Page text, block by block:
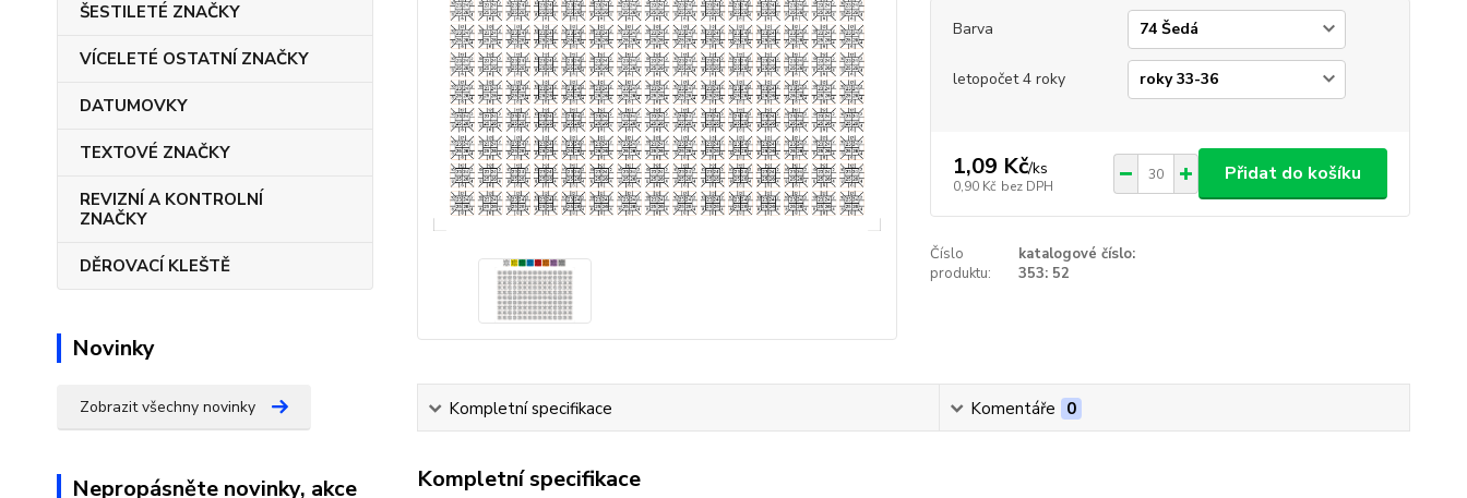
ŠESTILETÉ ZNAČKY
VÍCELETÉ OSTATNÍ ZNAČKY
DATUMOVKY
TEXTOVÉ ZNAČKY
REVIZNÍ A KONTROLNÍ
ZNAČKY
DĚROVACÍ KLEŠTĚ
Novinky
Zobrazit všechny novinky
Nepropásněte novinky, akce
Barva
letopočet 4 roky
1,09 Kč/ks
0,90 Kč bez DPH
Přidat do košíku
Číslo
produktu:
katalogové číslo:
353: 52
Kompletní specifikace Komentáře 0
Kompletní specifikace